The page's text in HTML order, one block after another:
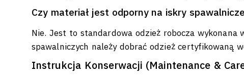
Czy materiał jest odporny na iskry
Nie. Jest to standardowa odzież robocza wykonana
spawalniczych należy dobrać odzież certyfikowaną
Instrukcja Konserwacji (Maintenance &